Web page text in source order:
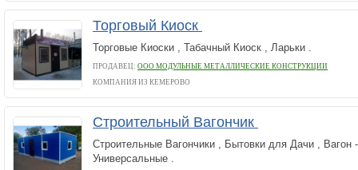
Торговый Киоск
Торговые Киоски , Табачный Киоск , Ларьки .
ПРОДАВЕЦ: ООО МОДУЛЬНЫЕ МЕТАЛЛИЧЕСКИЕ КОНСТРУКЦИИ
КОМПАНИЯ ИЗ КЕМЕРОВО
Строительный Вагончик
Строительные Вагончики , Бытовки для Дачи , Вагон
Универсальные .